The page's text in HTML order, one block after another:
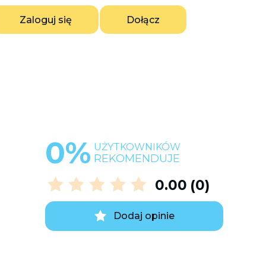
Zaloguj się Dołącz
0% UŻYTKOWNIKÓW
REKOMENDUJE
0.00 (0)
Dodaj opinie